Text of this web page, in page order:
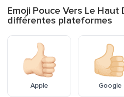
Emoji Pouce Vers Le
différentes plateformes
Apple Google